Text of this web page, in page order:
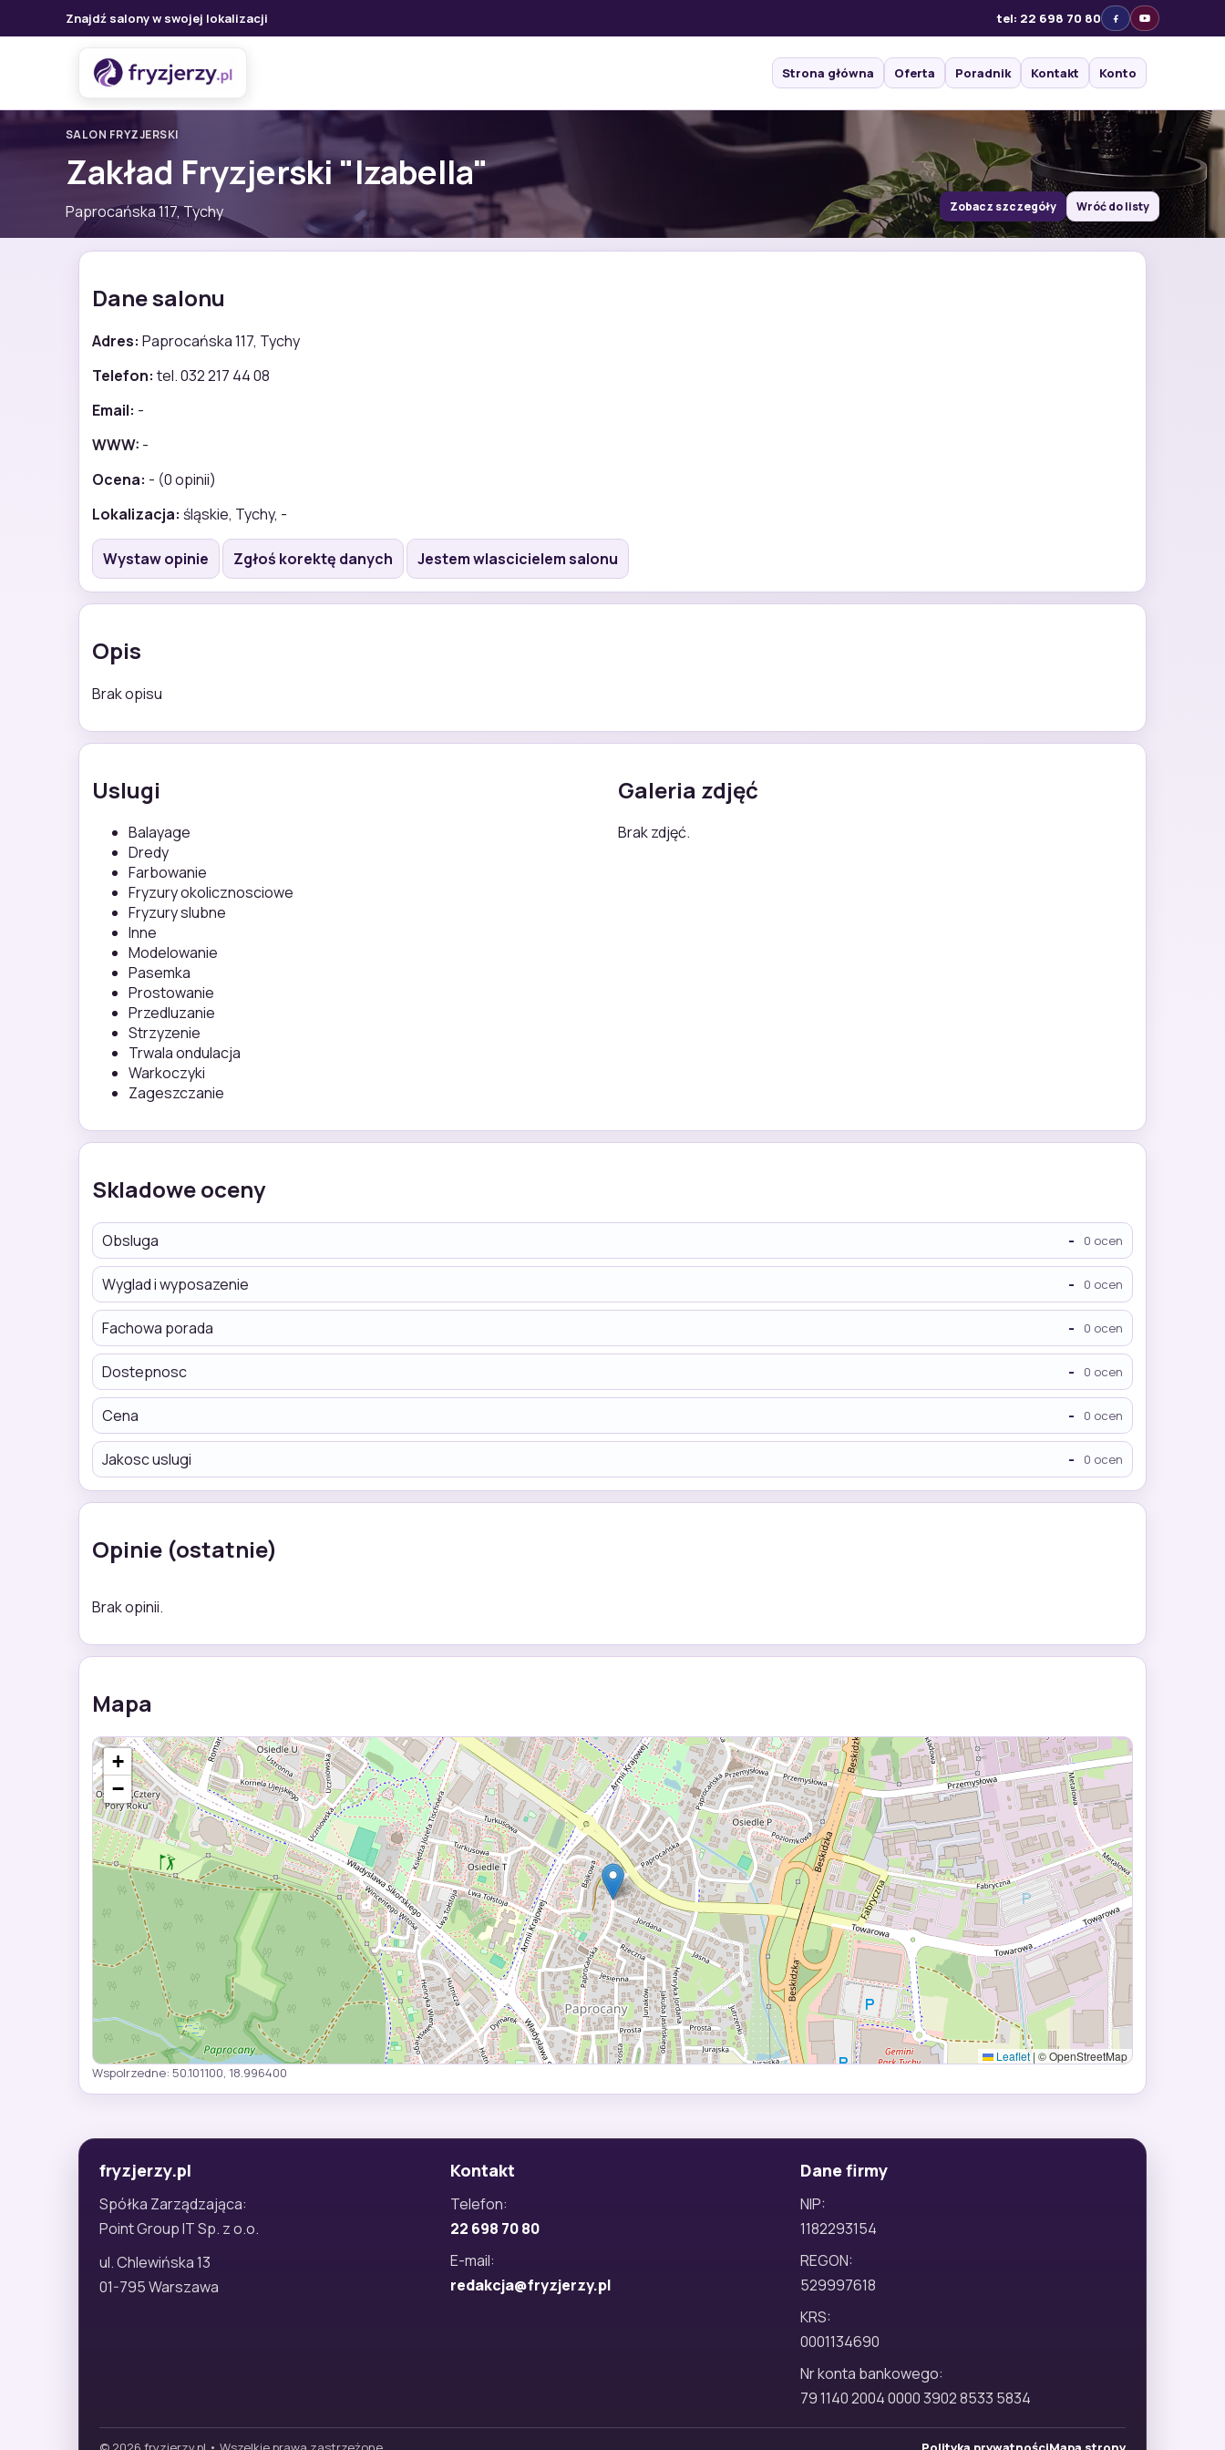
Znajdź salony w swojej lokalizacji tel: 22 698 70 80
Strona główna Oferta Poradnik Kontakt Konto
SALON FRYZJERSKI
Zakład Fryzjerski "Izabella"
Paprocańska 117, Tychy Zobacz szczegóły Wróć do listy
Dane salonu
Adres: Paprocańska 117, Tychy
Telefon: tel. 032 217 44 08
Email: -
WWW: -
Ocena: - (0 opinii)
Lokalizacja: śląskie, Tychy, -
Wystaw opinie Zgłoś korektę danych Jestem wlascicielem salonu
Opis
Brak opisu
Uslugi
Balayage
Dredy
Farbowanie
Fryzury okolicznosciowe
Fryzury slubne
Inne
Modelowanie
Pasemka
Prostowanie
Przedluzanie
Strzyzenie
Trwala ondulacja
Warkoczyki
Zageszczanie
Galeria zdjęć
Brak zdjęć.
Skladowe oceny
Obsluga - 0 ocen
Wyglad i wyposazenie - 0 ocen
Fachowa porada - 0 ocen
Dostepnosc - 0 ocen
Cena - 0 ocen
Jakosc uslugi - 0 ocen
Opinie (ostatnie)
Brak opinii.
Mapa
+
−
Leaflet | © OpenStreetMap
Wspolrzedne: 50.101100, 18.996400
fryzjerzy.pl
Spółka Zarządzająca:
Point Group IT Sp. z o.o.
ul. Chlewińska 13
01-795 Warszawa
Kontakt
Telefon:
22 698 70 80
E-mail:
redakcja@fryzjerzy.pl
Dane firmy
NIP:
1182293154
REGON:
529997618
KRS:
0001134690
Nr konta bankowego:
79 1140 2004 0000 3902 8533 5834